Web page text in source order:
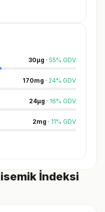
30µg · 55% GDV
170mg · 24% GDV
24µg · 16% GDV
2mg · 11% GDV
İndeksi